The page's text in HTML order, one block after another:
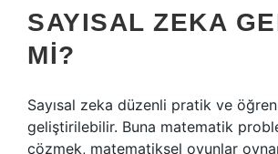
SAYISAL ZEKA
MI?
Sayısal zeka düzenli pratik ve
geliştirilebilir. Buna matematik
çözmek, matematiksel oyunlar